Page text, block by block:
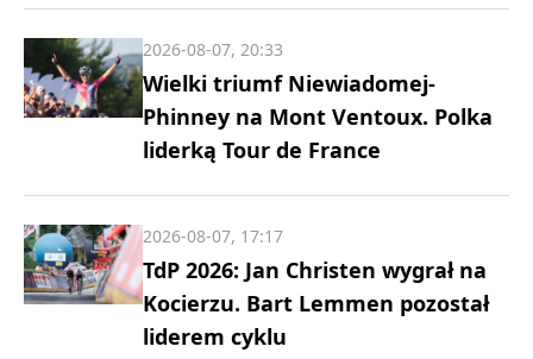
Wielki triumf Niewiadomej-
Phinney na Mont Ventoux. Polka
liderką Tour de France
2026-08-07, 20:33
TdP 2026: Jan Christen wygrał na
Kocierzu. Bart Lemmen pozostał
liderem cyklu
2026-08-07, 17:17